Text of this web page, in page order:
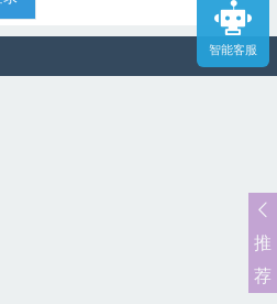
智能客服